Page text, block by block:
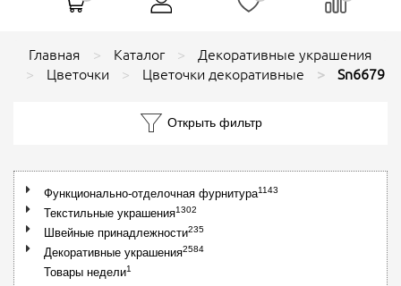
Главная Каталог
Декоративные украшения
Цветочки
Цветочки декоративные Sn6679
Открыть фильтр
Функционально-отделочная фурнитура1143
Текстильные украшения1302
Швейные принадлежности235
Декоративные украшения2584
Товары недели1